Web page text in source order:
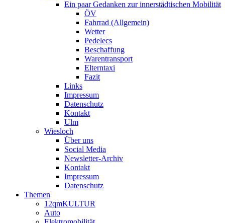
Ein paar Gedanken zur innerstädtischen Mobilität
ÖV
Fahrrad (Allgemein)
Wetter
Pedelecs
Beschaffung
Warentransport
Elterntaxi
Fazit
Links
Impressum
Datenschutz
Kontakt
Ulm
Wiesloch
Über uns
Social Media
Newsletter-Archiv
Kontakt
Impressum
Datenschutz
Themen
12qmKULTUR
Auto